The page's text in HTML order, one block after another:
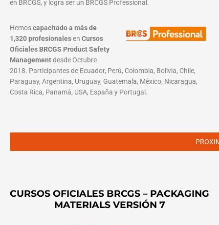
en BRCGS, y logra ser un BRCGS Professional.
Hemoscapacitado a más de
1,320 profesionalesen Cursos
Oficiales BRCGS Product Safety
Managementdesde Octubre
2018. Participantes de Ecuador, Perú, Colombia, Bolivia, Chile,
Paraguay, Argentina, Uruguay, Guatemala, México, Nicaragua,
Costa Rica, Panamá, USA, España y Portugal.
CURSOS OFICIALES BRCGS – PACKAGING
MATERIALS VERSIÓN 7